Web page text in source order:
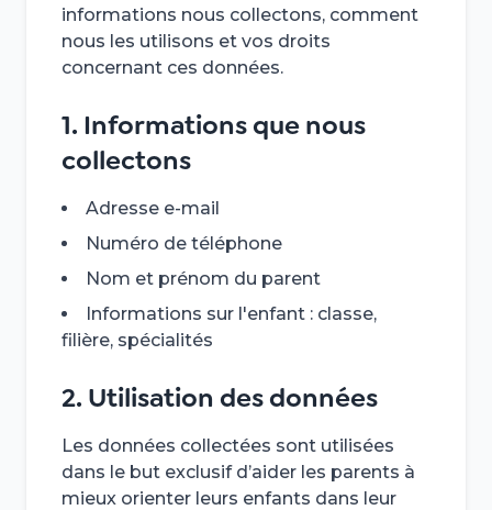
informations nous collectons, comment
nous les utilisons et vos droits
concernant ces données.
1. Informations que nous
collectons
Adresse e-mail
Numéro de téléphone
Nom et prénom du parent
Informations sur l'enfant : classe,
filière, spécialités
2. Utilisation des données
Les données collectées sont utilisées
dans le but exclusif d’aider les parents à
mieux orienter leurs enfants dans leur